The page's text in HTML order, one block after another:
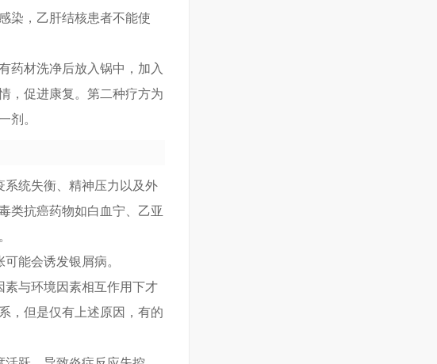
染，乙肝结核患者不能使
药材洗净后放入锅中，加入
，促进康复。第二种疗方为
剂。
系统失衡、精神压力以及外
类抗癌药物如白血宁、乙亚
能会诱发银屑病。
与环境因素相互作用下才
，但是仅有上述原因，有的